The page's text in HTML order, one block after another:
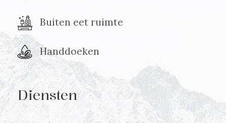
Buiten eet ruimte
Handdoeken
Diensten